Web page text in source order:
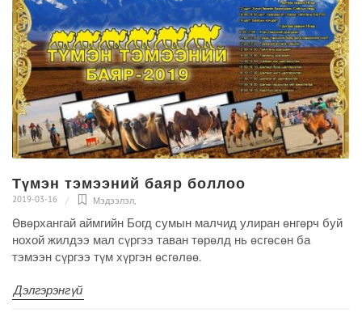
Түмэн тэмээний баяр боллоо
2019-03-16 Мэдээлэл,
Өвөрхангай аймгийн Богд сумын малчид улиран өнгөрч буй
нохой жилдээ мал сүргээ таван төрөлд нь өсгөсөн ба
тэмээн сүргээ түм хүргэн өсгөлөө.
Дэлгэрэнгүй